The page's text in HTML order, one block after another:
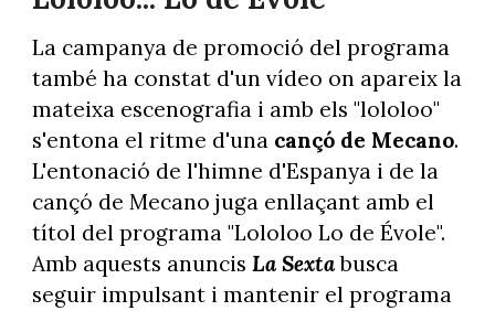
La campanya de promoció del programa
també ha constat d'un vídeo on apareix la
mateixa escenografia i amb els "lololoo"
s'entona el ritme d'unacançó de Mecano.
L'entonació de l'himne d'Espanya i de la
cançó de Mecano juga enllaçant amb el
títol del programa "Lololoo Lo de Évole".
Amb aquests anuncis La Sexta busca
seguir impulsant i mantenir el programa